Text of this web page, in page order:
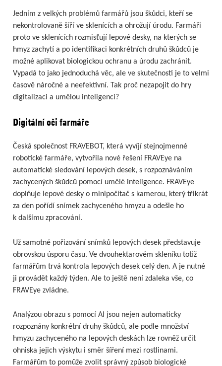
Jedním z velkých problémů farmářů jsou škůdci, kteří se
nekontrolovaně šíří ve sklenících a ohrožují úrodu. Farmáři
proto ve sklenících rozmisťují lepové desky, na kterých se
hmyz zachytí a po identifikaci konkrétních druhů škůdců je
možné aplikovat biologickou ochranu a úrodu zachránit.
Vypadá to jako jednoduchá věc, ale ve skutečnosti je to velmi
časově náročné a neefektivní. Tak proč nezapojit do hry
digitalizaci a umělou inteligenci?
Digitální oči farmáře
Česká společnost FRAVEBOT, která vyvíjí stejnojmenné
robotické farmáře, vytvořila nové řešení FRAVEye na
automatické sledování lepových desek, s rozpoznáváním
zachycených škůdců pomocí umělé inteligence. FRAVEye
doplňuje lepové desky o minipočítač s kamerou, který třikrát
za den pořídí snímek zachyceného hmyzu a odešle ho
k dalšímu zpracování.
Už samotné pořizování snímků lepových desek představuje
obrovskou úsporu času. Ve dvouhektarovém skleníku totiž
farmářům trvá kontrola lepových desek celý den. A je nutné
ji provádět každý týden. Ale to ještě není zdaleka vše, co
FRAVEye zvládne.
Analýzou obrazu s pomocí AI jsou nejen automaticky
rozpoznány konkrétní druhy škůdců, ale podle množství
hmyzu zachyceného na lepových deskách lze rovněž určit
ohniska jejich výskytu i směr šíření mezi rostlinami.
Farmářům to pomůže zvolit správný způsob biologické